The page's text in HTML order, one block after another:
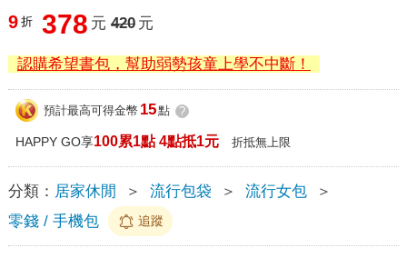
9 折 378 元 420 元
認購希望書包，幫助弱勢孩童上學不中斷！
預計最高可得金幣 15點 ?
HAPPY GO享100累1點 4點抵1元 折抵無上限
分類： 居家休閒 ＞ 流行包袋 ＞ 流行女包
＞
零錢 / 手機包
追蹤